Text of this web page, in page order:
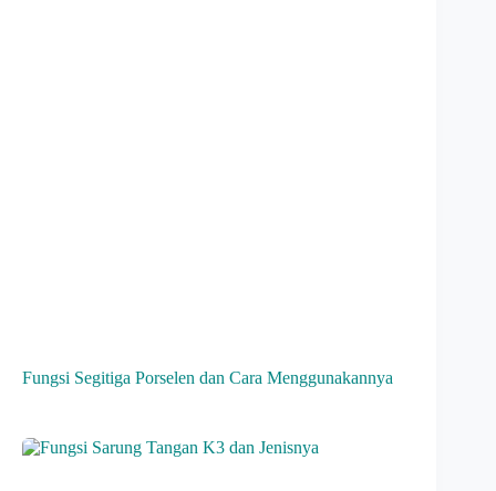
Fungsi Segitiga Porselen dan Cara Menggunakannya